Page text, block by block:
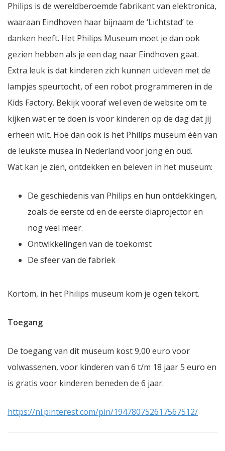
Philips is de wereldberoemde fabrikant van elektronica,
waaraan Eindhoven haar bijnaam de ‘Lichtstad’ te
danken heeft. Het Philips Museum moet je dan ook
gezien hebben als je een dag naar Eindhoven gaat.
Extra leuk is dat kinderen zich kunnen uitleven met de
lampjes speurtocht, of een robot programmeren in de
Kids Factory. Bekijk vooraf wel even de website om te
kijken wat er te doen is voor kinderen op de dag dat jij
erheen wilt. Hoe dan ook is het Philips museum één van
de leukste musea in Nederland voor jong en oud.
Wat kan je zien, ontdekken en beleven in het museum:
De geschiedenis van Philips en hun ontdekkingen,
zoals de eerste cd en de eerste diaprojector en
nog veel meer.
Ontwikkelingen van de toekomst
De sfeer van de fabriek
Kortom, in het Philips museum kom je ogen tekort.
Toegang
De toegang van dit museum kost 9,00 euro voor
volwassenen, voor kinderen van 6 t/m 18 jaar 5 euro en
is gratis voor kinderen beneden de 6 jaar.
https://nl.pinterest.com/pin/194780752617567512/